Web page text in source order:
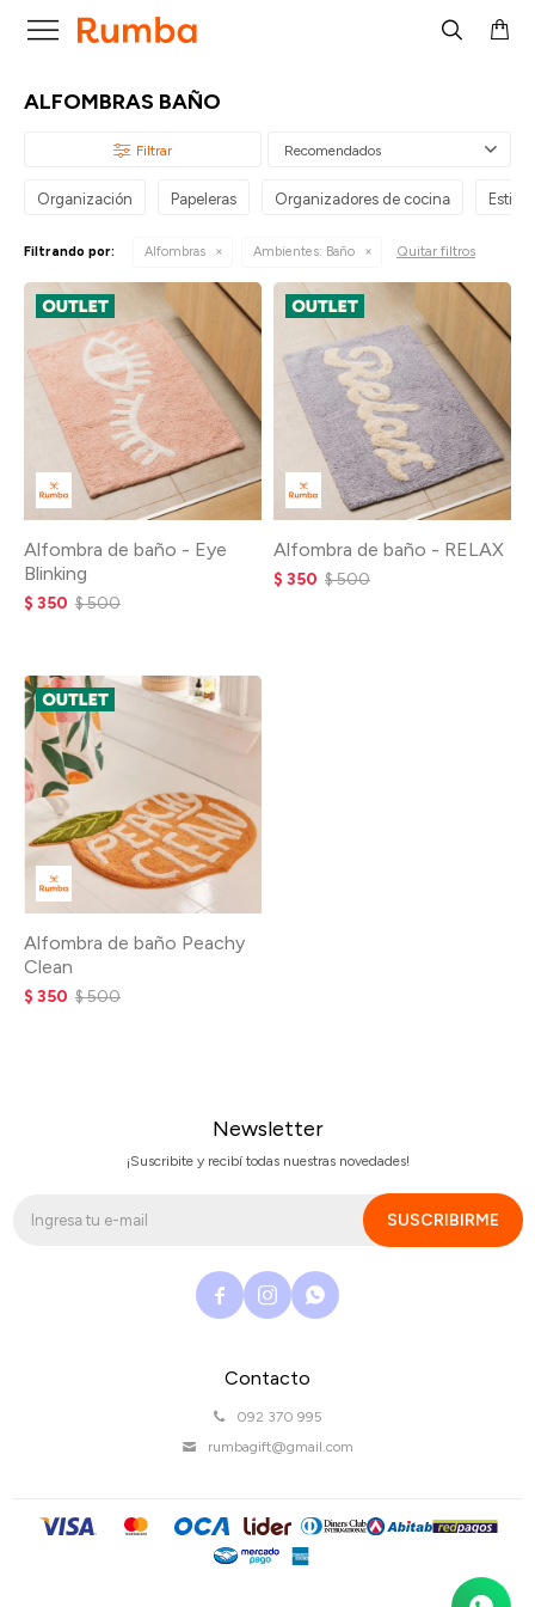

ALFOMBRAS BAÑO
Recomendados
Organización Papeleras Organizadores de cocina Estilo
Filtrando por: Alfombras Ambientes: Baño Quitar filtros
Alfombra de baño - Eye
Blinking
$ 350 $500
Alfombra de baño - RELAX
$ 350 $500
Alfombra de baño Peachy
Clean
$ 350 $500
Contacto
092 370 995
rumbagift@gmail.com
Newsletter
¡Suscribite y recibí todas nuestras novedades!
SUSCRIBIRME
  